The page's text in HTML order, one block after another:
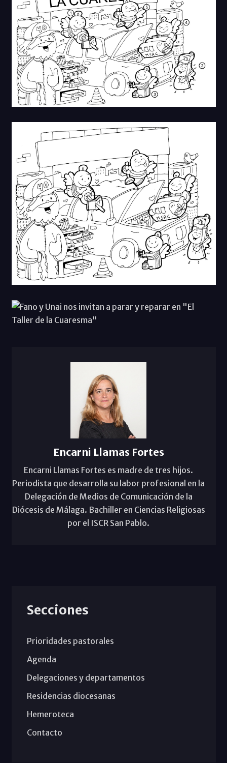
Encarni Llamas Fortes
Encarni Llamas Fortes es madre de tres hijos.
Periodista que desarrolla su labor profesional en la
Delegación de Medios de Comunicación de la
Diócesis de Málaga. Bachiller en Ciencias Religiosas
por el ISCR San Pablo.
Secciones
Prioridades pastorales
Agenda
Delegaciones y departamentos
Residencias diocesanas
Hemeroteca
Contacto